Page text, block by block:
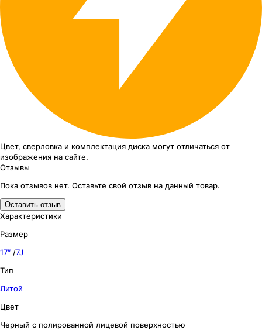
Цвет, сверловка и комплектация диска могут отличаться от
изображения на сайте.
Отзывы
Пока отзывов нет. Оставьте свой отзыв на данный товар.
Оставить отзыв
Характеристики
Размер
17″ /7J
Тип
Литой
Цвет
Черный с полированной лицевой поверхностью